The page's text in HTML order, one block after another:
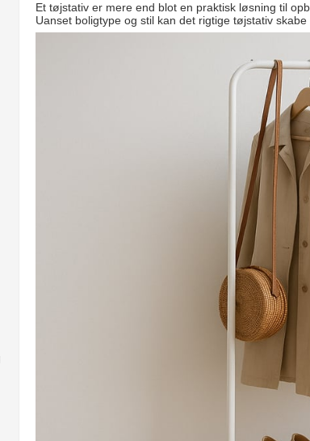
Et tøjstativ er mere end blot en praktisk løsning til
Uanset boligtype og stil kan det rigtige tøjstativ